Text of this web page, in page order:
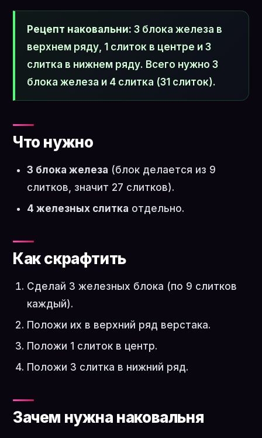
Рецепт наковальни: 3 блока железа в
верхнем ряду, 1 слиток в центре и 3
слитка в нижнем ряду. Всего нужно 3
блока железа и 4 слитка (31 слиток).
Что нужно
3 блока железа (блок делается из 9
слитков, значит 27 слитков).
4 железных слитка отдельно.
Как скрафтить
Сделай 3 железных блока (по 9 слитков
каждый).
Положи их в верхний ряд верстака.
Положи 1 слиток в центр.
Положи 3 слитка в нижний ряд.
Зачем нужна наковальня